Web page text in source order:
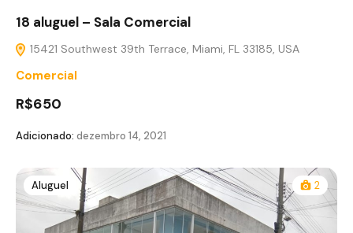
18 aluguel – Sala Comercial
15421 Southwest 39th Terrace, Miami, FL 33185, USA
Comercial
R$650
Adicionado: dezembro 14, 2021
Aluguel 2